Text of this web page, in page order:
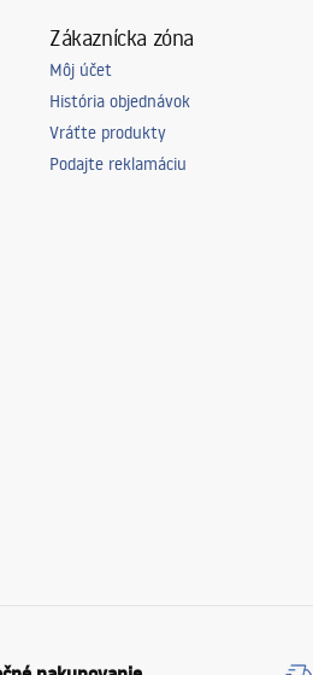
Zákaznícka zóna
Môj účet
História objednávok
Vráťte produkty
Podajte reklamáciu